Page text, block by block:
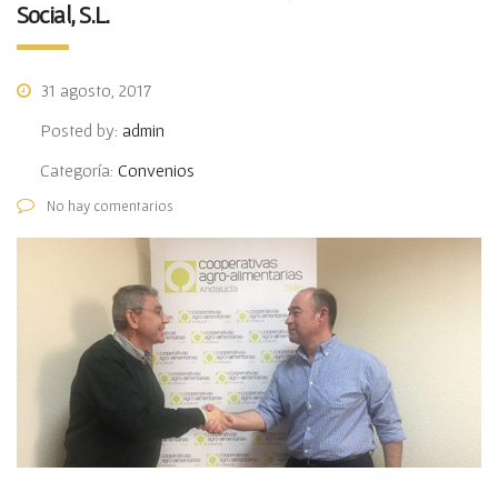
Social, S.L.
31 agosto, 2017
Posted by: admin
Categoría: Convenios
No hay comentarios